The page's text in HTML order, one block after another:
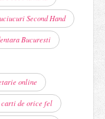
Second Hand
Bucuresti
online
carti de orice fel